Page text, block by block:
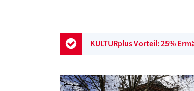
KULTURplus Vorteil: 25%